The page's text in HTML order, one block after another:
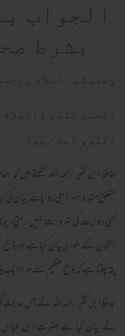
الجواب
بشرط
وعلیکم السلام
الحمد لله،
الله، أما بعد!
حافظ ابن کثیر رحمہ اللہ لکھتے
متعلق متعدد اسرائیلی روایات بیان
کسی روایت کی ضرورت نہیں رہتی،
امتحان کے طورپربیان کیاہے
پتہ چلتا ہے کہ ذبح عظیم سے مرادایک
حافظ ابن کثیر رحمہ اللہ نے جس حدیث
نے بیان کیا ہے حضرت ابن عباس